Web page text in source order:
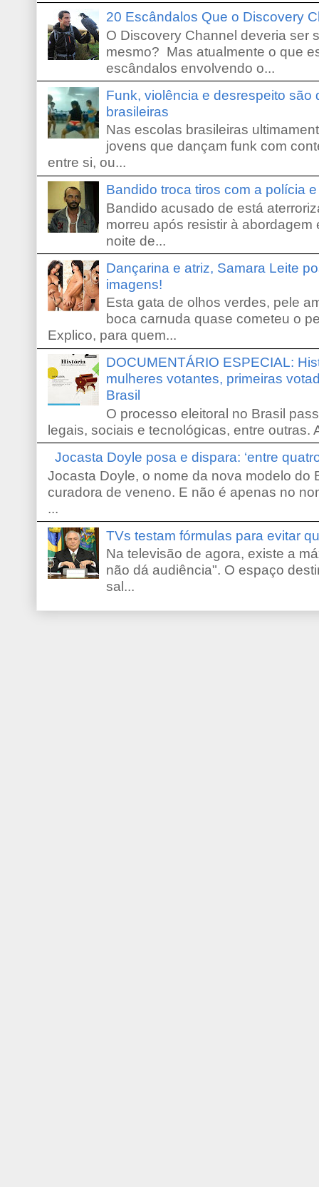
20 Escândalos Que o Discovery
O Discovery Channel deveria ser
mesmo? Mas atualmente o que
escândalos envolvendo o...
Funk, violência e desrespeito são
brasileiras
Nas escolas brasileiras
jovens que dançam funk com
entre si, ou...
Bandido troca tiros com a polícia
Bandido acusado de está
morreu após resistir à
noite de...
Dançarina e atriz, Samara Leite
imagens!
Esta gata de olhos verdes, pele
boca carnuda quase cometeu o
Explico, para quem...
DOCUMENTÁRIO ESPECIAL:
mulheres votantes, primeiras
Brasil
O processo eleitoral no Brasil
legais, sociais e tecnológicas, entre outras.
Jocasta Doyle posa e dispara: ‘entre
Jocasta Doyle, o nome da nova modelo do
curadora de veneno. E não é apenas no
...
TVs testam fórmulas para evitar
Na televisão de agora, existe a
não dá audiência". O espaço
sal...